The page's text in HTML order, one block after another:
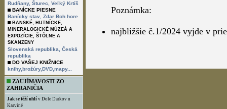
Rudňany, Šturec,
Veľký Krtíš
BANÍCKE PIESNE
Banícky stav Zdar Boh hore
BANSKÉ, HUTNÍCKE,
MINERALOGICKÉ MÚZEÁ A
EXPOZÍCIE, ŠTÔLNE A
SKANZENY
Slovenská republika,
Česká
republika
DO VAŠEJ KNIŽNICE
knihy,brožúry,DVD,mapy...
ZAUJÍMAVOSTI ZO
ZAHRANIČIA
Jak se těží uhlí v Dole Darkov u
Karviné
Poznámka:
najbližšie č.1/2024 vyjde v